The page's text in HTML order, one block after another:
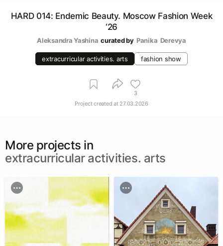
HARD 014: Endemic Beauty. Moscow Fashion Week
‘26
Aleksandra Yashina curated by Panika  Derevya
extracurricular activities. arts fashion show
3
Project created at 27.03.2026
More projects in
extracurricular activities. arts